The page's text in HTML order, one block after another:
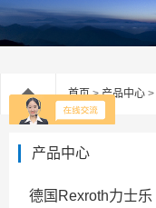
首页>产品中心 >
产品中心
德国Rexroth力士乐